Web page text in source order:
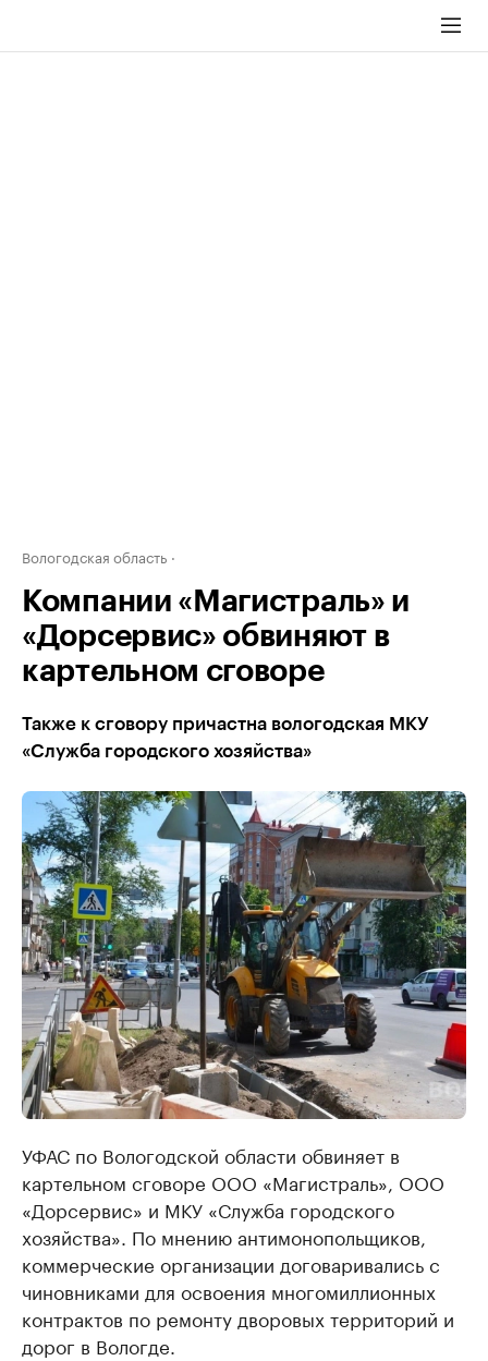
Вологодская область
Компании «Магистраль» и
«Дорсервис» обвиняют в
картельном сговоре
Также к сговору причастна вологодская МКУ
«Служба городского хозяйства»
УФАС по Вологодской области обвиняет в
картельном сговоре ООО «Магистраль», ООО
«Дорсервис» и МКУ «Служба городского
хозяйства». По мнению антимонопольщиков,
коммерческие организации договаривались с
чиновниками для освоения многомиллионных
контрактов по ремонту дворовых территорий и
дорог в Вологде.